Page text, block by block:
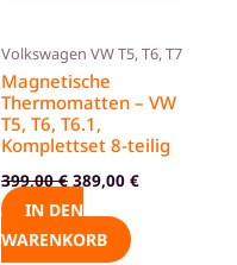
Volkswagen VW T5, T6, T7
Magnetische
Thermomatten – VW
T5, T6, T6.1,
Komplettset 8-teilig
399,00€ 389,00 €
IN DEN
WARENKORB